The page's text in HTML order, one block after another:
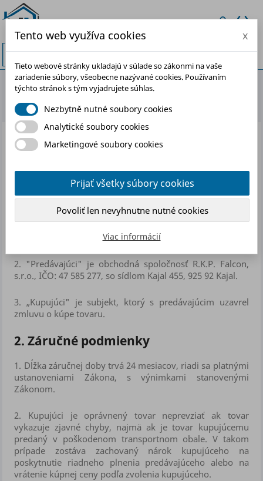
 
Reklamácia a vrátenie
1.Všeobecné ustanovenia a
vymedzenie pojmov
Tento reklamačný poriadok bol spracovaný podľa
Občianskeho zákonníka v znení neskorších predpisov
(ďalej len „zákon") a vzťahuje sa na spotrebný tovar (ďalej
len „tovar"), u ktorého sú v záručnej dobe uplatňované
práva kupujúceho zodpovednosti za chyby (ďalej len
2. "Predávajúci" je obchodná spoločnosť R.K.P. Falcon,
s.r.o., IČO: 47 585 277, so sídlom Kajal 455, 925 92 Kajal.
3. „Kupujúci" je subjekt, ktorý s predávajúcim uzavrel
zmluvu o kúpe tovaru.
2. Záručné podmienky
1. Dĺžka záručnej doby trvá 24 mesiacov, riadi sa platnými
ustanoveniami Zákona, s výnimkami stanovenými
Zákonom.
2.
Kupujúci je oprávnený tovar neprevziať ak tovar
vykazuje zjavné chyby, najmä ak je tovar kupujúcemu
predaný v poškodenom transportnom obale. V takom
prípade zostáva zachovaný nárok kupujúceho na
poskytnutie riadneho plnenia predávajúceho alebo na
vrátenie kúpnej ceny podľa zvolenia kupujúceho.
Tento web využíva cookies x
Tieto webové stránky ukladajú v súlade so zákonmi na vaše
zariadenie súbory, všeobecne nazývané cookies. Používaním
týchto stránok s tým vyjadrujete súhlas.
Nezbytně nutné soubory cookies
Analytické soubory cookies
Marketingové soubory cookies
Prijať všetky súbory cookies
Povoliť len nevyhnutne nutné cookies
Viac informácií